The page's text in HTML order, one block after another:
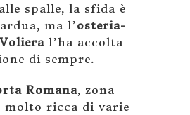
spalle, la sfida è
ma l’osteria-
l’ha accolta
di sempre.
Romana, zona
molto ricca di varie